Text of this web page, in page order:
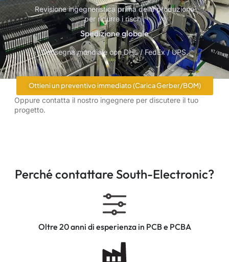
Revisione ingegneristica prima della produzione
per ridurre i rischi.
Spedizione globale
Consegna mondiale con DHL / FedEx / UPS.
Ottieni un preventivo immediato (Carica Gerber/BOM)
Oppure contatta il nostro ingegnere per discutere il tuo
progetto.
Perché contattare South-Electronic?
Oltre 20 anni di esperienza in PCB e PCBA